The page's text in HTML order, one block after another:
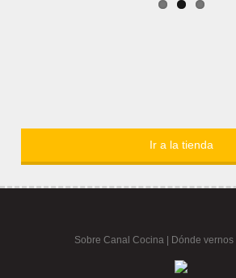
Ir a la tienda
Sobre Canal Cocina Dónde vernos |